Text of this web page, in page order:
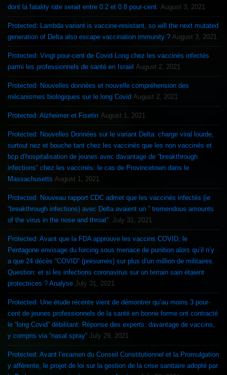
dont la fatality rate serait entre 0.2 et 0.8 pour-cent. August 3, 2021
Protected: Lambda variant is vaccine-resistant, so will the next mutated
generation of Delta also escape vaccination immunity ? August 3, 2021
Protected: Vingt pour-cent de Covid Long chez les vaccinés infectés
parmi les professionnels de santé en Israel August 2, 2021
Protected: Nouvelles données et nouvelle compréhension des
mécanismes biologiques sur le long Covid August 2, 2021
Protected: Alzheimer et Fisetin August 1, 2021
Protected: Nouvelles Données sur le variant Delta: charge viral lourde,
surtout nez et bouche tant chez les vaccinés que les non vaccinés et
bcp d’hospitalisation de jeunes avec davantage de “breakthrough
infections” chez les vaccinés: le cas de Provincetown dans le
Massachusetts August 1, 2021
Protected: Nouveau rapport CDC admet que les vaccinés infectés (ie
“breakthrough infections) avec Delta avaient un ” tremendous amounts
of the virus in the nose and throat”. July 31, 2021
Protected: Avant que la FDA approuve les vaccins COVID, le
Pentagone envisage du forcing sous menace de punition alors qu’il n’y
a que 24 décès “COVID” (présumés) sur plus d’un million de militaires.
Question: et si les infections coronavirus sur un terrain sain étaient
protectrices ? Analyse July 31, 2021
Protected: Une étude récente vient de démontrer qu’au moins 3 pour-
cent de jeunes professionnels de la santé en bonne forme ont contracté
le “long Covid” débilitant: Réponse des experts: davantage de vaccins,
y compris via “nasal spray” July 29, 2021
Protected: Avant l’examen du Conseil Constitutionnel et la Promulgation
y afférente, le projet de loi sur la gestion de la crise sanitaire adopté par